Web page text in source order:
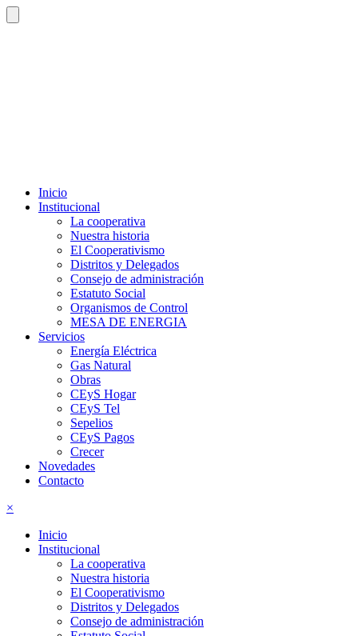
Inicio
Institucional
La cooperativa
Nuestra historia
El Cooperativismo
Distritos y Delegados
Consejo de administración
Estatuto Social
Organismos de Control
MESA DE ENERGIA
Servicios
Energía Eléctrica
Gas Natural
Obras
CEyS Hogar
CEyS Tel
Sepelios
CEyS Pagos
Crecer
Novedades
Contacto
×
Inicio
Institucional
La cooperativa
Nuestra historia
El Cooperativismo
Distritos y Delegados
Consejo de administración